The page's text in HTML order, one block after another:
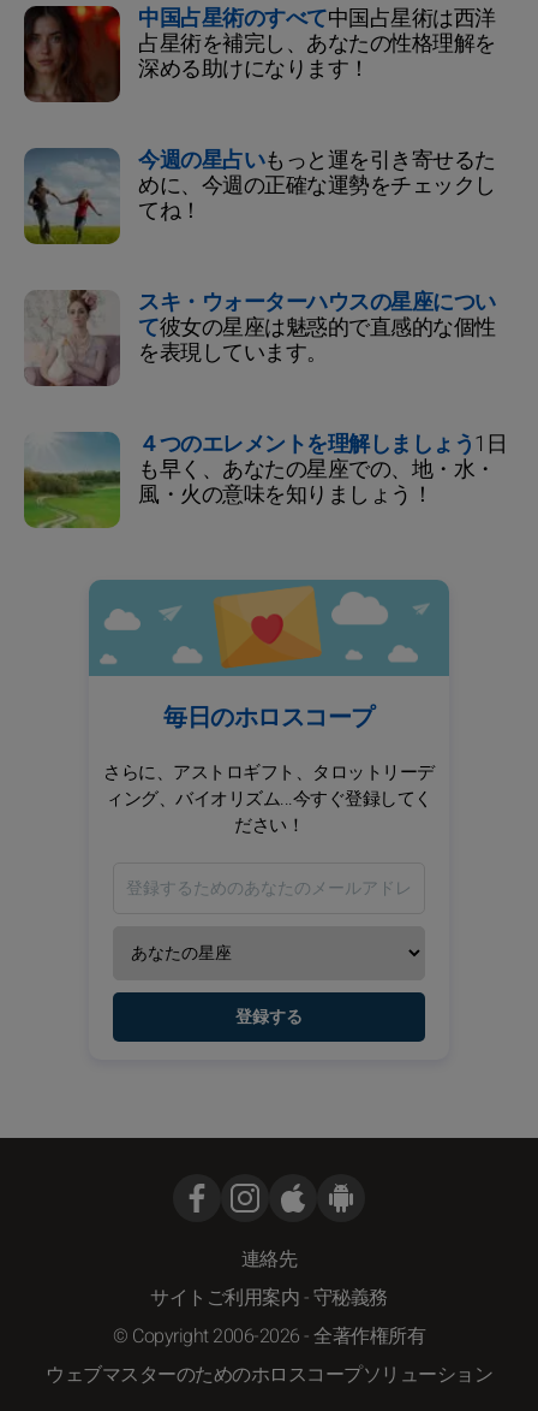
中国占星術のすべて中国占星術は西洋
占星術を補完し、あなたの性格理解を
深める助けになります！
今週の星占いもっと運を引き寄せるた
めに、今週の正確な運勢をチェックし
てね！
スキ・ウォーターハウスの星座につい
て彼女の星座は魅惑的で直感的な個性
を表現しています。
４つのエレメントを理解しましょう1日
も早く、あなたの星座での、地・水・
風・火の意味を知りましょう！
毎日のホロスコープ
さらに、アストロギフト、タロットリーデ
ィング、バイオリズム...今すぐ登録してく
ださい！
登録する
連絡先
サイトご利用案内-守秘義務
© Copyright 2006-2026 - 全著作権所有
ウェブマスターのためのホロスコープソリューション